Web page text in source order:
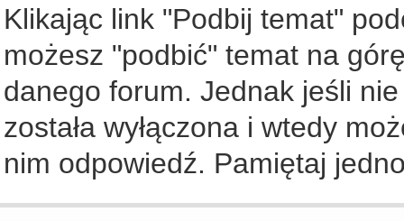
Klikając link "Podbij temat"
możesz "podbić" temat na
danego forum. Jednak jeśli
została wyłączona i wtedy
nim odpowiedź. Pamiętaj